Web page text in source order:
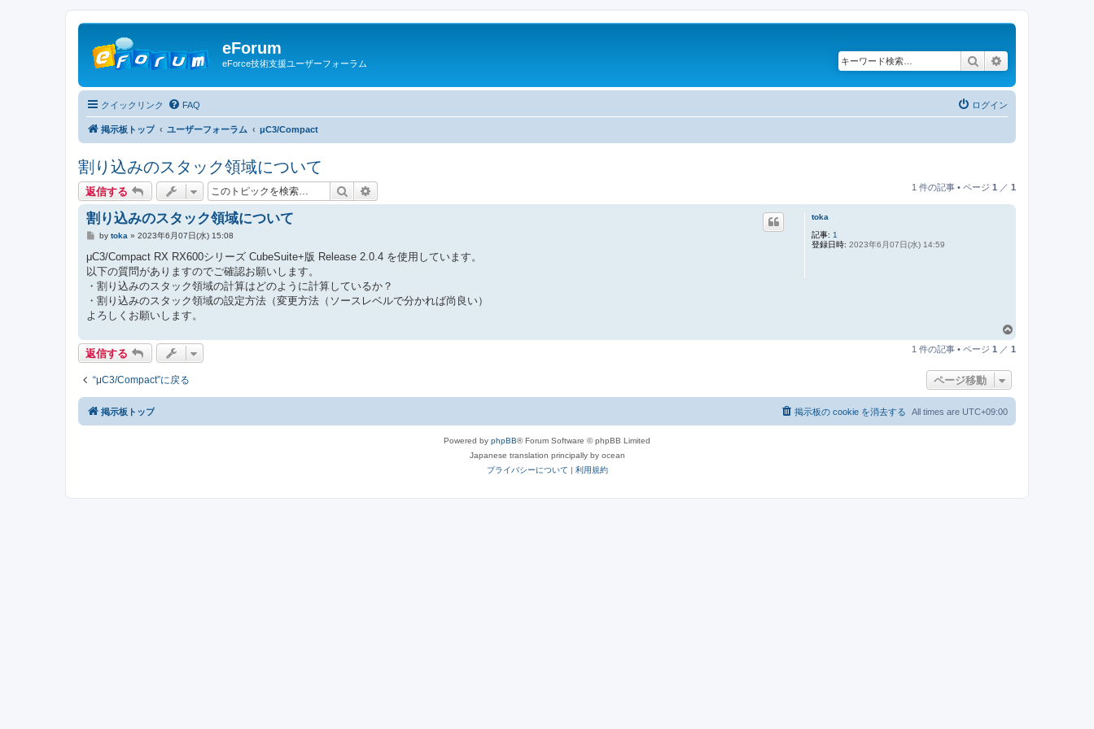
eForum
eForce技術支援ユーザーフォーラム 検索
クイックリンク FAQ ログイン
掲示板トップ ユーザーフォーラム μC3/Compact
割り込みのスタック領域について
返信する 検索 1 件の記事 • ページ 1 ／ 1
toka
記事: 1
登録日時: 2023年6月07日(水) 14:59
割り込みのスタック領域について
投
記
by toka » 2023年6月07日(水) 15:08
μC3/Compact RX RX600シリーズ CubeSuite+版 Release 2.0.4 を使用しています。
以下の質問がありますのでご確認お願いします。
・割り込みのスタック領域の計算はどのように計算しているか？
・割り込みのスタック領域の設定方法（変更方法（ソースレベルで分かれば尚良い）
よろしくお願いします。
返信する 1 件の記事 • ページ 1 ／ 1
“μC3/Compact”に戻る ページ移動
掲示板トップ All times are UTC+09:00
掲示板の cookie を消去する
Powered by phpBB® Forum Software © phpBB Limited
Japanese translation principally by ocean
プライバシーについて | 利用規約